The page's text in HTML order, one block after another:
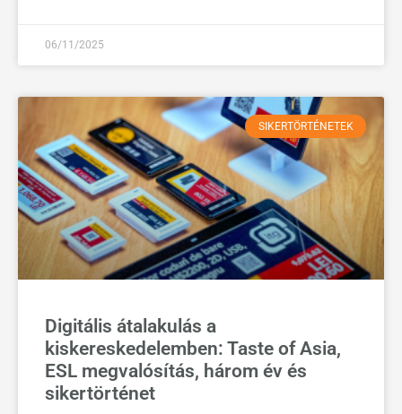
06/11/2025
SIKERTÖRTÉNETEK
Digitális átalakulás a
kiskereskedelemben: Taste of Asia,
ESL megvalósítás, három év és
sikertörténet